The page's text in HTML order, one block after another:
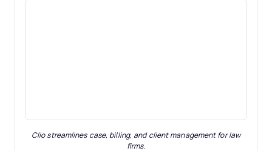
Clio streamlines case, billing, and client management for law
firms.